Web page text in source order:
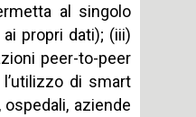
al singolo
propri dati); (iii)
peer-to-peer
di smart
aziende